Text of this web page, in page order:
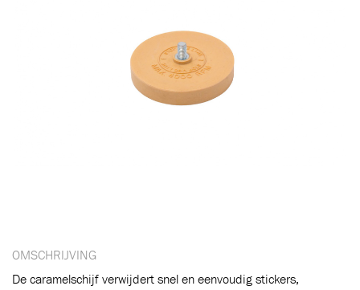
OMSCHRIJVING
De caramelschijf verwijdert snel en eenvoudig stickers,